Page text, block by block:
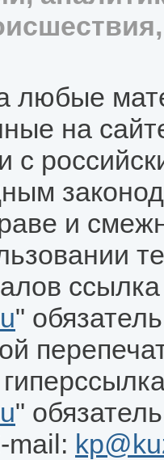
любые
на
с
и
"
"
mail: